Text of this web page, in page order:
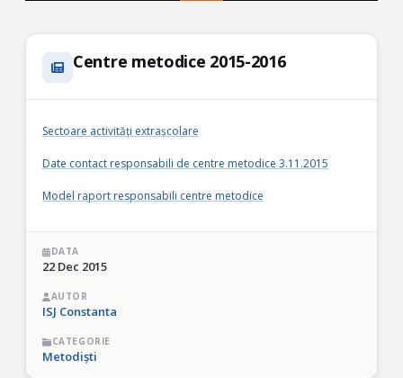
Centre metodice 2015-2016
Sectoare activități extrașcolare
Date contact responsabili de centre metodice 3.11.2015
Model raport responsabili centre metodice
DATA
22 Dec 2015
AUTOR
ISJ Constanta
CATEGORIE
Metodiști